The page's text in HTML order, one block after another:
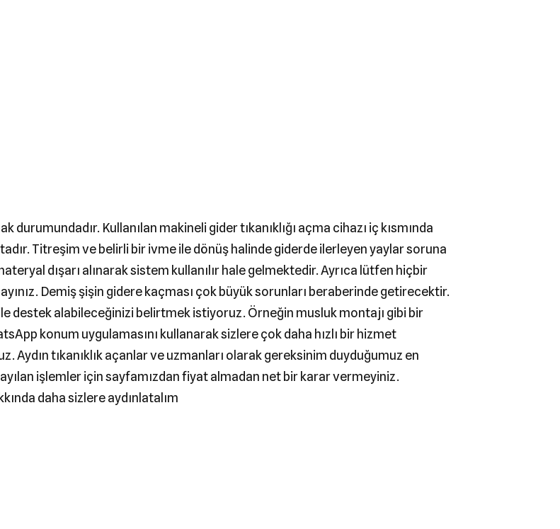
durumundadır. Kullanılan makineli gider tıkanıklığı açma cihazı iç kısmında
Titreşim ve belirli bir ivme ile dönüş halinde giderde ilerleyen yaylar soruna
dışarı alınarak sistem kullanılır hale gelmektedir. Ayrıca lütfen hiçbir
Demiş şişin gidere kaçması çok büyük sorunları beraberinde getirecektir.
destek alabileceğinizi belirtmek istiyoruz. Örneğin musluk montajı gibi bir
konum uygulamasını kullanarak sizlere çok daha hızlı bir hizmet
Aydın tıkanıklık açanlar ve uzmanları olarak gereksinim duyduğumuz en
işlemler için sayfamızdan fiyat almadan net bir karar vermeyiniz.
daha sizlere aydınlatalım